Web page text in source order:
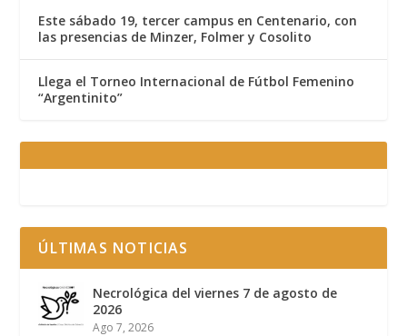
Este sábado 19, tercer campus en Centenario, con
las presencias de Minzer, Folmer y Cosolito
Llega el Torneo Internacional de Fútbol Femenino
“Argentinito”
ÚLTIMAS NOTICIAS
Necrológica del viernes 7 de agosto de
2026
Ago 7, 2026